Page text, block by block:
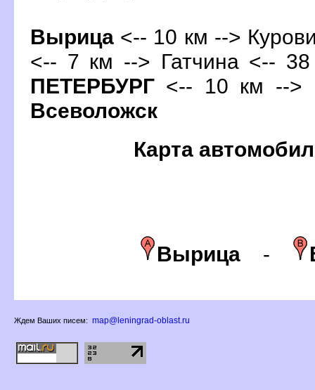
ырица <-- 10 км -->
<-- 7 км --> Гатчина <--
ПЕТЕРБУРГ <-- 10 км -->
севоложск
Карта
ырица -
Ждем Ваших писем: map@leningrad-oblast.ru